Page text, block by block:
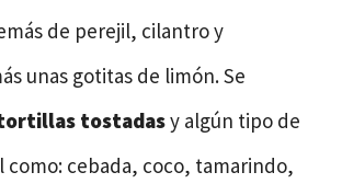
de perejil, cilantro y
unas gotitas de limón. Se
tostadasy algún tipo de
como: cebada, coco, tamarindo,